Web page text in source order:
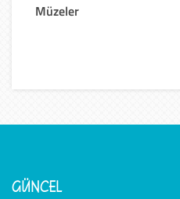
Müzeler
GÜNCEL